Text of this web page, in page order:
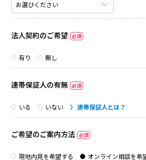
法人契約のご希望 必須
有り 無し
連帯保証人の有無 必須
いる いない 連帯保証人とは？
ご希望のご案内方法 必須
現地内見を希望する オンライン相談を希